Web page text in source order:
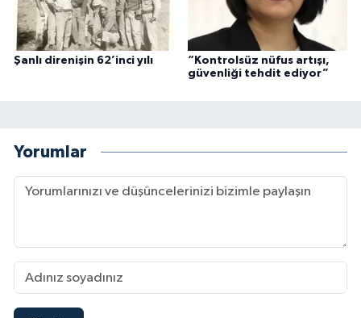
Şanlı direnişin 62’inci yılı
“Kontrolsüz nüfus artışı,
güvenliği tehdit ediyor”
Yorumlar